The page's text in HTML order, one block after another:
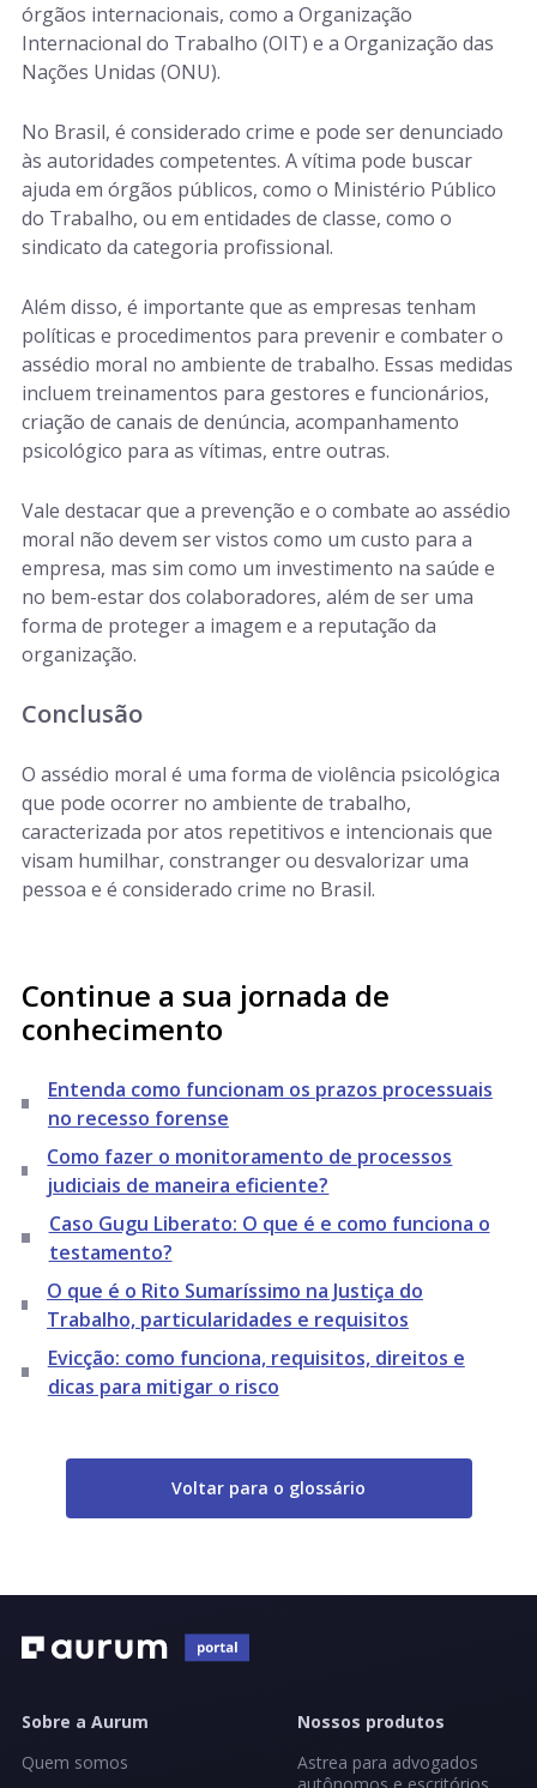
órgãos internacionais, como a Organização
Internacional do Trabalho (OIT) e a Organização das
Nações Unidas (ONU).
No Brasil, é considerado crime e pode ser denunciado
às autoridades competentes. A vítima pode buscar
ajuda em órgãos públicos, como o Ministério Público
do Trabalho, ou em entidades de classe, como o
sindicato da categoria profissional.
Além disso, é importante que as empresas tenham
políticas e procedimentos para prevenir e combater o
assédio moral no ambiente de trabalho. Essas medidas
incluem treinamentos para gestores e funcionários,
criação de canais de denúncia, acompanhamento
psicológico para as vítimas, entre outras.
Vale destacar que a prevenção e o combate ao assédio
moral não devem ser vistos como um custo para a
empresa, mas sim como um investimento na saúde e
no bem-estar dos colaboradores, além de ser uma
forma de proteger a imagem e a reputação da
organização.
Conclusão
O assédio moral é uma forma de violência psicológica
que pode ocorrer no ambiente de trabalho,
caracterizada por atos repetitivos e intencionais que
visam humilhar, constranger ou desvalorizar uma
pessoa e é considerado crime no Brasil.
Continue a sua jornada de
conhecimento
Entenda como funcionam os prazos processuais
no recesso forense
Como fazer o monitoramento de processos
judiciais de maneira eficiente?
Caso Gugu Liberato: O que é e como funciona o
testamento?
O que é o Rito Sumaríssimo na Justiça do
Trabalho, particularidades e requisitos
Evicção: como funciona, requisitos, direitos e
dicas para mitigar o risco
Voltar para o glossário
Sobre a Aurum
Quem somos
Nossos produtos
Astrea para advogados